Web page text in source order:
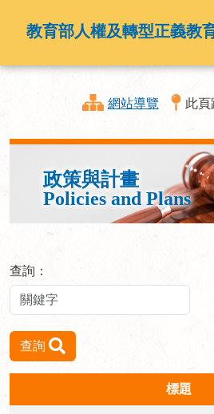
教育部人權及轉型正義教
網站導覽 此頁
政策與計畫
Policies and Plans
查詢：
查詢
標題